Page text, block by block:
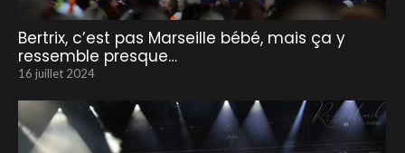
Bertrix, c’est pas Marseille bébé, mais ça y
ressemble presque…
16 juillet 2024